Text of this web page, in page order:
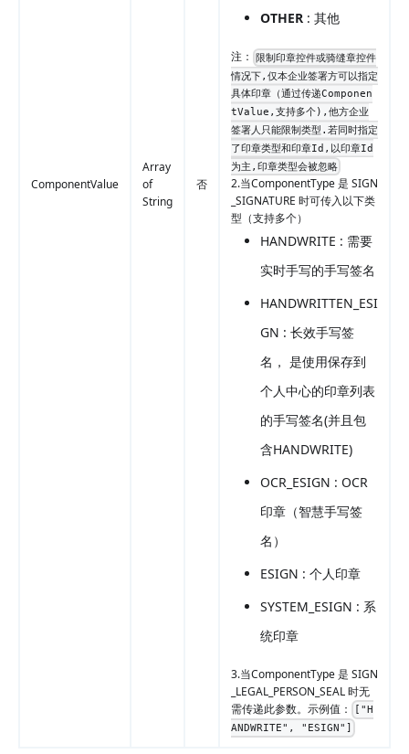
ComponentValue
Array
of
String
否
OTHER : 其他
注： 限制印章控件或骑缝章控件
情况下,仅本企业签署方可以指定
具体印章（通过传递Componen
tValue,支持多个),他方企业
签署人只能限制类型.若同时指定
了印章类型和印章Id,以印章Id
为主,印章类型会被忽略
2.当ComponentType 是 SIGN
_SIGNATURE 时可传入以下类
型（支持多个）
HANDWRITE : 需要
实时手写的手写签名
HANDWRITTEN_ESI
GN : 长效手写签
名， 是使用保存到
个人中心的印章列表
的手写签名(并且包
含HANDWRITE)
OCR_ESIGN : OCR
印章（智慧手写签
名）
ESIGN : 个人印章
SYSTEM_ESIGN : 系
统印章
3.当ComponentType 是 SIGN
_LEGAL_PERSON_SEAL 时无
需传递此参数。示例值：
["H
ANDWRITE", "ESIGN"]